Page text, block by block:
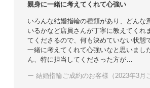
親身に一緒に考えてくれて心強い
いろんな結婚指輪の種類があり、どんな
いるかなど店員さんが丁寧に教えてくれ
てくださるので、何も決めていない状態
一緒に考えてくれて心強いなと思いまし
ん、特に担当してくださった方が…
ー 結婚指輪ご成約のお客様（2023年3月